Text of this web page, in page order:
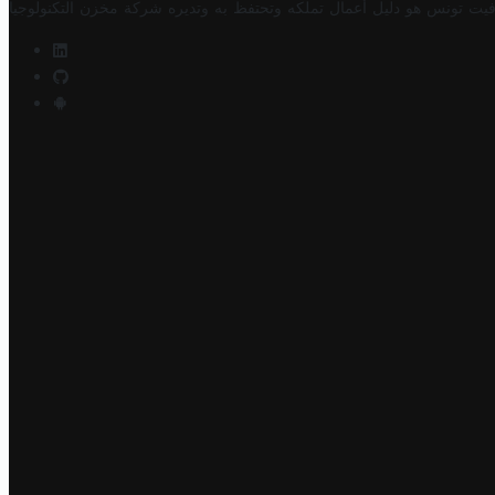
تونس هو دليل أعمال تملكه وتحتفظ به وتديره شركة مخزن التكنولوجيا